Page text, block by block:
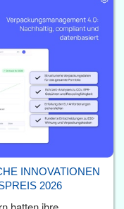
INNOVATIONEN
2026